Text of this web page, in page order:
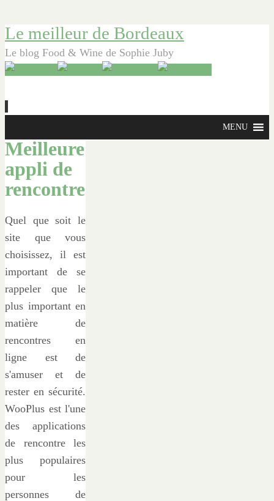
Le meilleur de Bordeaux
Le blog Food & Wine de Sophie Juby
au
contenu
principal
MENU
Meilleure
appli de
rencontre
Quel que soit le
site que vous
choisissez, il est
important de se
rappeler que le
plus important en
matière de
rencontres en
ligne est de
s'amuser et de
rester en sécurité.
WooPlus est l'une
des applications
de rencontre les
plus populaires
pour les
personnes de